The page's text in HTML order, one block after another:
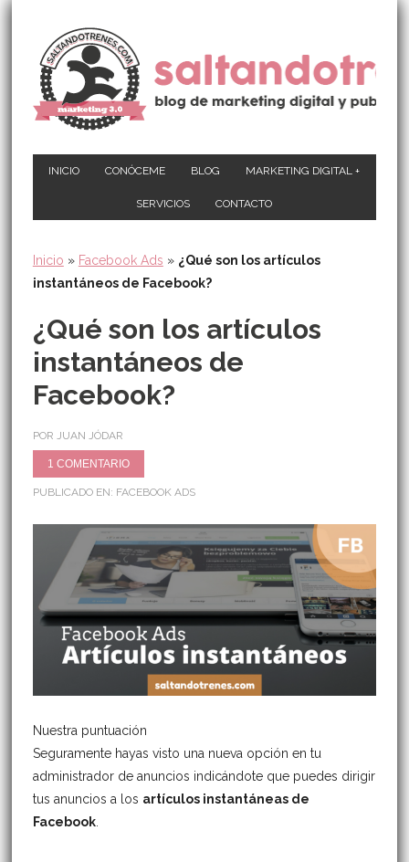
INICIO CONÓCEME BLOG MARKETING DIGITAL +
SERVICIOS CONTACTO
Inicio » Facebook Ads » ¿Qué son los artículos
instantáneos de Facebook?
¿Qué son los artículos
instantáneos de
Facebook?
POR JUAN JÓDAR
1 COMENTARIO
PUBLICADO EN: FACEBOOK ADS
Nuestra puntuación
Seguramente hayas visto una nueva opción en tu
administrador de anuncios indicándote que puedes dirigir
tus anuncios a los artículos instantáneas de
Facebook.